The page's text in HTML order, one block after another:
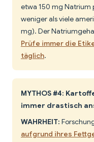
etwa 150 mg Natrium
weniger als viele
mg). Der
Prüfe immer die
täglich.
MYTHOS #4:
immer drastisch
WAHRHEIT:
aufgrund ihres